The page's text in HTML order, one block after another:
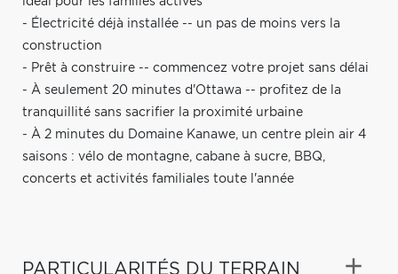
- Électricité déjà installée -- un pas de moins vers la
construction
- Prêt à construire -- commencez votre projet sans délai
- À seulement 20 minutes d'Ottawa -- profitez de la
tranquillité sans sacrifier la proximité urbaine
- À 2 minutes du Domaine Kanawe, un centre plein air 4
saisons : vélo de montagne, cabane à sucre, BBQ,
concerts et activités familiales toute l'année
PARTICULARITÉS DU TERRAIN